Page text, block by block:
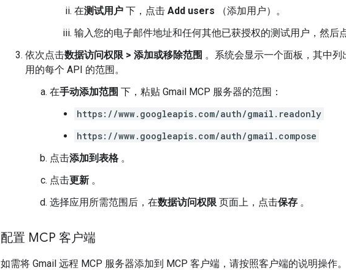
在测试用户 下，点击 Add users （添加用户）。
输入您的电子邮件地址和任何其他已获授权的测试用户，然后
依次点击数据访问权限 > 添加或移除范围 。系统会显示一个面板，其中
用的每个 API 的范围。
在手动添加范围 下，粘贴 Gmail MCP 服务器的范围：
https://www.googleapis.com/auth/gmail.readonly
https://www.googleapis.com/auth/gmail.compose
点击添加到表格 。
点击更新 。
选择应用所需范围后，在数据访问权限 页面上，点击保存 。
配置 MCP 客户端
如需将 Gmail 远程 MCP 服务器添加到 MCP 客户端，请按照客户端的说明操作